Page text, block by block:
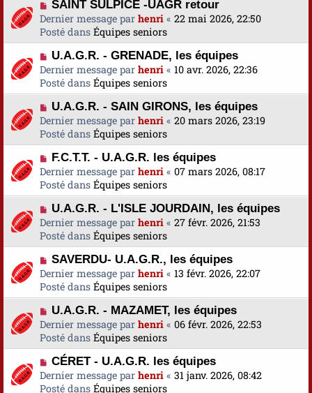
g
e
e
s
s
a
g
e
e
a
u
m
e
s
s
a
g
e
N
o
u
v
e
a
u
m
e
s
s
a
g
e
SAINT SULPICE -UAGR retour
Dernier message par henri « 22 mai 2026, 22:50
Posté dans Équipes seniors
N
o
u
v
e
a
u
m
e
s
s
a
g
e
U.A.G.R. - GRENADE, les équipes
Dernier message par henri « 10 avr. 2026, 22:36
Posté dans Équipes seniors
N
o
u
v
e
a
u
m
e
s
s
a
g
e
U.A.G.R. - SAIN GIRONS, les équipes
Dernier message par henri « 20 mars 2026, 23:19
Posté dans Équipes seniors
N
o
u
v
e
a
u
m
e
s
s
a
g
e
F.C.T.T. - U.A.G.R. les équipes
Dernier message par henri « 07 mars 2026, 08:17
Posté dans Équipes seniors
N
o
u
v
e
a
u
m
e
s
s
a
g
e
U.A.G.R. - L'ISLE JOURDAIN, les équipes
Dernier message par henri « 27 févr. 2026, 21:53
Posté dans Équipes seniors
N
o
u
v
e
a
u
m
e
s
SAVERDU- U.A.G.R., les équipes
Dernier message par henri « 13 févr. 2026, 22:07
Posté dans Équipes seniors
N
o
u
v
e
a
u
U.A.G.R. - MAZAMET, les équipes
Dernier message par henri « 06 févr. 2026, 22:53
Posté dans Équipes seniors
N
o
u
CÉRET - U.A.G.R. les équipes
Dernier message par henri « 31 janv. 2026, 08:42
Posté dans Équipes seniors